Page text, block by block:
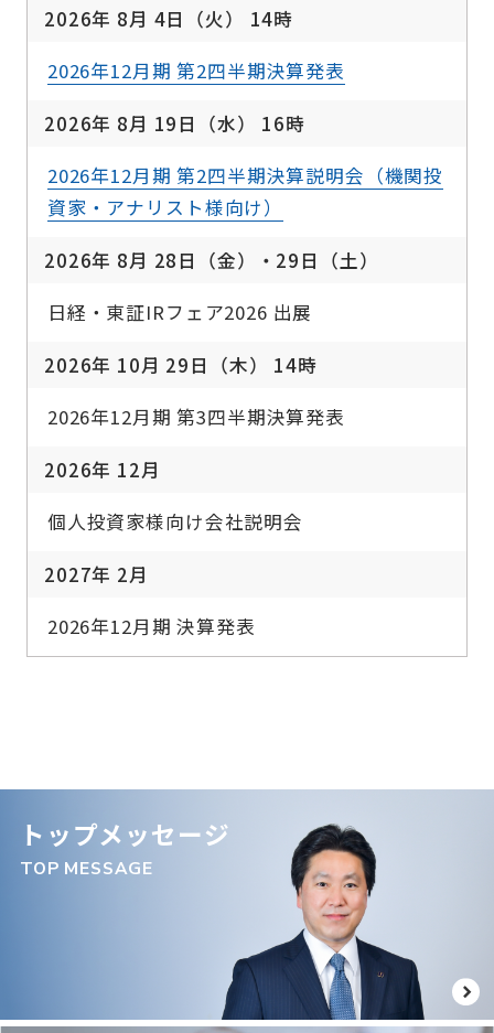
2026年 8月 4日（火） 14時
2026年12月期 第2四半期決算発表
2026年 8月 19日（水） 16時
2026年12月期 第2四半期決算説明会（機関投
資家・アナリスト様向け）
2026年 8月 28日（金）・29日（土）
日経・東証IRフェア2026 出展
2026年 10月 29日（木） 14時
2026年12月期 第3四半期決算発表
2026年 12月
個人投資家様向け会社説明会
2027年 2月
2026年12月期 決算発表
トップメッセージ
TOP MESSAGE